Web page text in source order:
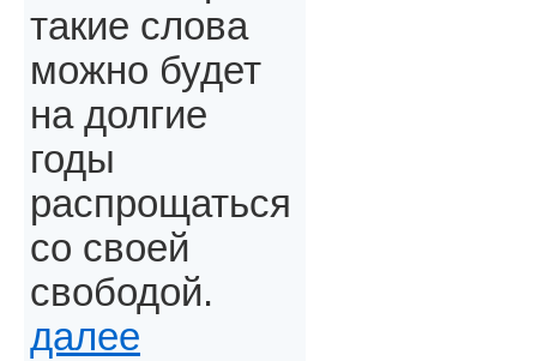
такие слова
можно будет
на долгие
годы
распрощаться
со своей
свободой.
далее